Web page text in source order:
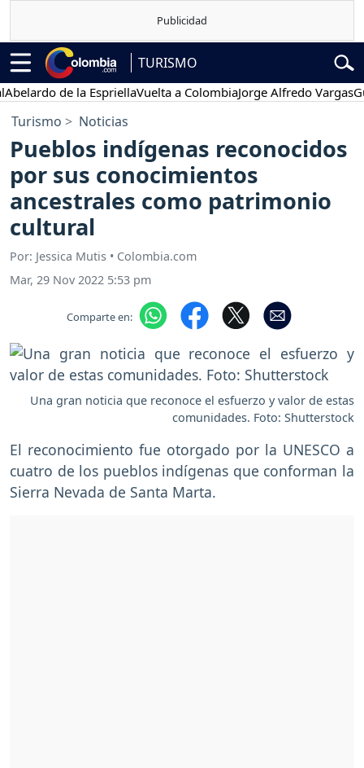
TURISMO
de la EspriellaVuelta a ColombiaJorge Alfredo Vargas
Turismo Noticias
Pueblos indígenas reconocidos
por sus conocimientos
ancestrales como patrimonio
cultural
Por: Jessica Mutis • Colombia.com
Mar, 29 Nov 2022 5:53 pm
Comparte en:
Una gran noticia que reconoce el esfuerzo y valor de estas
comunidades. Foto: Shutterstock
El reconocimiento fue otorgado por la UNESCO a
cuatro de los pueblos indígenas que conforman la
Sierra Nevada de Santa Marta.